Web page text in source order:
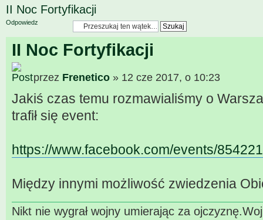
II Noc Fortyfikacji
Odpowiedz
II Noc Fortyfikacji
przez Frenetico » 12 cze 2017, o 10:23
Jakiś czas temu rozmawialiśmy o
trafił się event:
https://www.facebook.com/events/
Między innymi możliwość zwiedzenia
Nikt nie wygrał wojny umierając za